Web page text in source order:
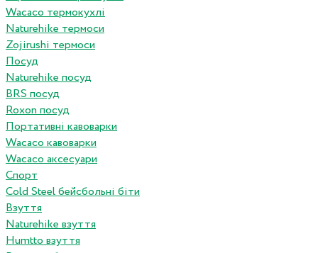
Wacaco термокухлі
Naturehike термоси
Zojirushi термоси
Посуд
Naturehike посуд
BRS посуд
Roxon посуд
Портативні кавоварки
Wacaco кавоварки
Wacaco аксесуари
Спорт
Cold Steel бейсбольні біти
Взуття
Naturehike взуття
Humtto взуття